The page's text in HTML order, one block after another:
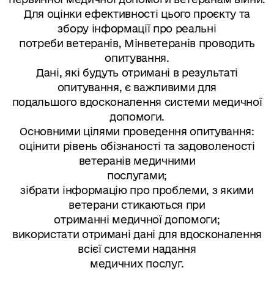
Для оцінки ефективності цього проєкту та
збору інформації про реальні
потреби ветеранів, Мінветеранів проводить
опитування.
Дані, які будуть отримані в результаті
опитування, є важливими для
подальшого вдосконалення системи медичної
допомоги.
Основними цілями проведення опитування:
оцінити рівень обізнаності та задоволеності
ветеранів медичними
послугами;
зібрати інформацію про проблеми, з якими
ветерани стикаються при
отриманні медичної допомоги;
використати отримані дані для вдосконалення
всієї системи надання
медичних послуг.